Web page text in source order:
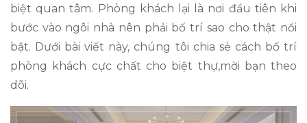
biệt quan tâm. Phòng khách lại là nơi đầu tiên khi
bước vào ngôi nhà nên phải bố trí sao cho thật nổi
bật. Dưới bài viết này, chúng tôi chia sẻ cách bố trí
phòng khách cực chất cho biệt thự,mời bạn theo
dõi.